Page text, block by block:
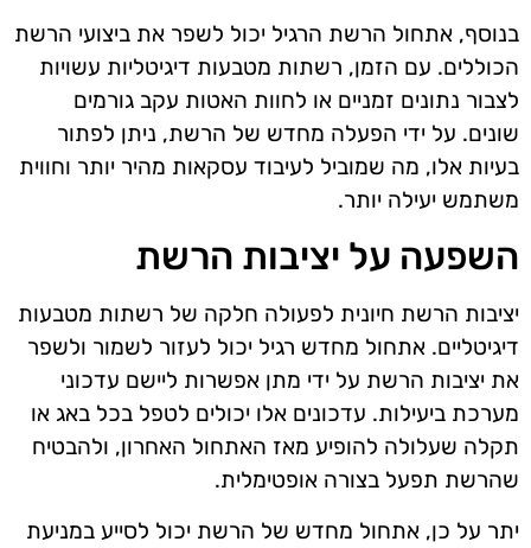
בנוסף, אתחול הרשת הרגיל יכול לשפר את ביצועי הרשת
הכוללים. עם הזמן, רשתות מטבעות דיגיטליות עשויות
לצבור נתונים זמניים או לחוות האטות עקב גורמים
שונים. על ידי הפעלה מחדש של הרשת, ניתן לפתור
בעיות אלו, מה שמוביל לעיבוד עסקאות מהיר יותר וחווית
משתמש יעילה יותר.
השפעה על יציבות הרשת
יציבות הרשת חיונית לפעולה חלקה של רשתות מטבעות
דיגיטליים. אתחול מחדש רגיל יכול לעזור לשמור ולשפר
את יציבות הרשת על ידי מתן אפשרות ליישם עדכוני
מערכת ביעילות. עדכונים אלו יכולים לטפל בכל באג או
תקלה שעלולה להופיע מאז האתחול האחרון, ולהבטיח
שהרשת תפעל בצורה אופטימלית.
יתר על כן, אתחול מחדש של הרשת יכול לסייע במניעת